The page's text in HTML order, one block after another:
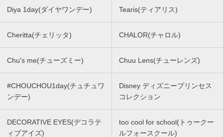
Diya 1day(ダイヤワンデー) Tearis(ティアリス)
Cheritta(チェリッタ) CHALOR(チャロル)
Chu's me(チューズミー) Chuu Lens(チューレンズ)
#CHOUCHOU1day(チュチュワ
ンデー)
Disney ディズニープリンセス
コレクション
DECORATIVE EYES(デコラテ
ィブアイズ)
too cool for school(トゥークー
ルフォースクール)